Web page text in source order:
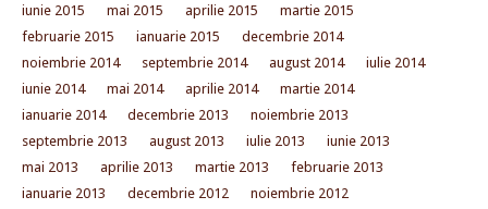
iunie 2015
mai 2015 aprilie 2015
martie 2015
februarie 2015
ianuarie 2015
decembrie 2014
noiembrie 2014
septembrie 2014 august 2014
iulie 2014
iunie 2014
mai 2014 aprilie 2014
martie 2014
ianuarie 2014
decembrie 2013
noiembrie 2013
septembrie 2013
august 2013 iulie 2013
iunie 2013
mai 2013
aprilie 2013 martie 2013
februarie 2013
ianuarie 2013
decembrie 2012
noiembrie 2012